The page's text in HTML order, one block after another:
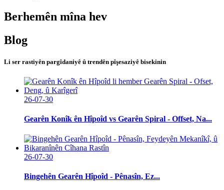
Berhemên mîna hev
Blog
Li ser rastiyên pargîdaniyê û trendên pîşesaziyê bisekinin
26-07-30
Gearên Konîk ên Hîpoîd vs Gearên Spiral - Offset, Na...
26-07-30
Bingehên Gearên Hîpoîd - Pênasîn, Ez...